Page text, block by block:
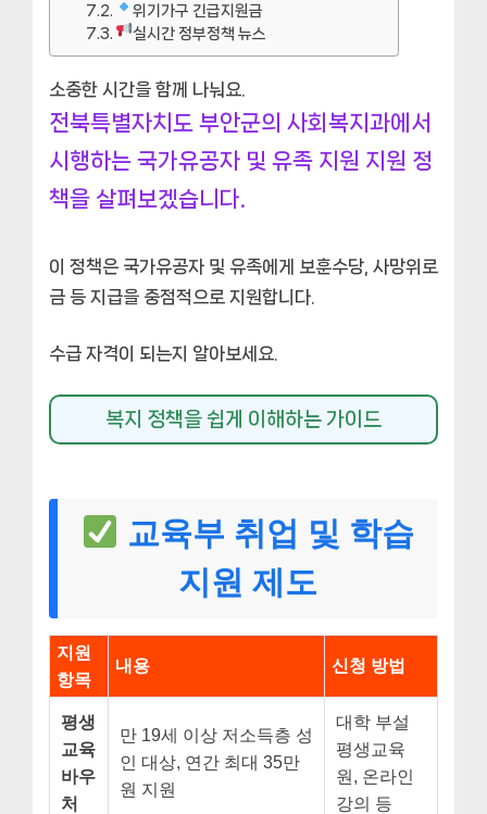
위기가구 긴급지원금
실시간 정부정책 뉴스
소중한 시간을 함께 나눠요.
전북특별자치도 부안군의 사회복지과에서
시행하는 국가유공자 및 유족 지원 지원 정
책을 살펴보겠습니다.
이 정책은 국가유공자 및 유족에게 보훈수당, 사망위로
금 등 지급을 중점적으로 지원합니다.
수급 자격이 되는지 알아보세요.
복지 정책을 쉽게 이해하는 가이드
교육부 취업 및 학습
지원 제도
지원
항목
내용 신청 방법
평생
교육
바우
처
만 19세 이상 저소득층 성
인 대상, 연간 최대 35만
원 지원
대학 부설
평생교육
원, 온라인
강의 등